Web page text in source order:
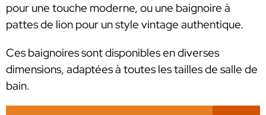
pour une touche moderne, ou une baignoire à
pattes de lion pour un style vintage authentique.
Ces baignoires sont disponibles en diverses
dimensions, adaptées à toutes les tailles de salle de
bain.